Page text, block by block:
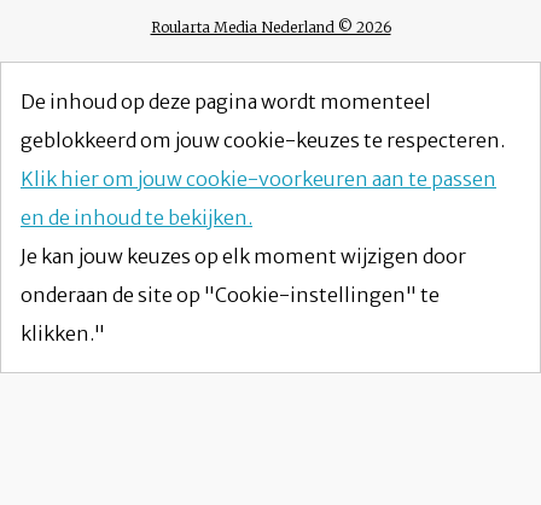
Roularta Media Nederland © 2026
De inhoud op deze pagina wordt momenteel
geblokkeerd om jouw cookie-keuzes te respecteren.
Klik hier om jouw cookie-voorkeuren aan te passen
en de inhoud te bekijken.
Je kan jouw keuzes op elk moment wijzigen door
onderaan de site op "Cookie-instellingen" te
klikken."